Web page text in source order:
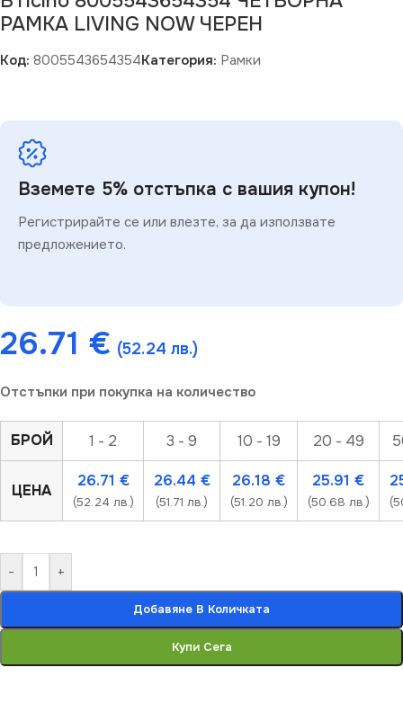
РАМКА LIVING NOW ЧЕРЕН
Код: 8005543654354Категория: Рамки
Вземете 5% отстъпка с вашия купон!
Регистрирайте се или влезте, за да използвате
предложението.
26.71 € (52.24 лв.)
Отстъпки при покупка на количество
БРОЙ 1 - 2 3 - 9 10 - 19 20 - 49
ЦЕНА
26.71 €
(52.24 лв.)
26.44 €
(51.71 лв.)
26.18 €
(51.20 лв.)
25.91 €
(50.68 лв.)
- +
Добавяне В Количката
Купи Сега